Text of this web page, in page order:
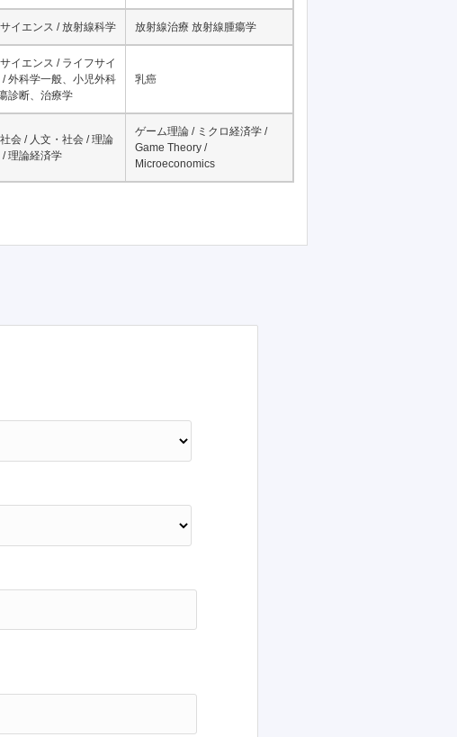
イエンス / 放射線科学 放射線治療 放射線腫瘍学
イエンス / ライフサイ
/ 外科学一般、小児外科
診断、治療学
乳癌
会 / 人文・社会 / 理論
/ 理論経済学
ゲーム理論 / ミクロ経済学 /
Game Theory /
Microeconomics